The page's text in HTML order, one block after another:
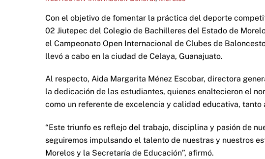
Con el objetivo de fomentar la práctica del deporte
02 Jiutepec del Colegio de Bachilleres del Estado de
el Campeonato Open Internacional de Clubes de
llevó a cabo en la ciudad de Celaya, Guanajuato.
Al respecto, Aida Margarita Ménez Escobar, directora
la dedicación de las estudiantes, quienes enaltecieron el
como un referente de excelencia y calidad educativa, tanto
“Este triunfo es reflejo del trabajo, disciplina y pasión de
seguiremos impulsando el talento de nuestras y nuestros
Morelos y la Secretaría de Educación”, afirmó.